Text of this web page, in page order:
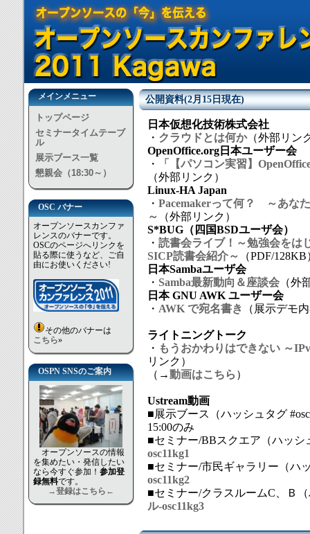
メインメニュー
トップページ
セミナータイムテーブ
ル
展示ブース一覧
懇親会（18:30～）
OSC バナー
オープンソースカンファ
レンスのバナーです。
OSCのページへリンクを
貼る際に使うなど、ご自
由にお使いください!
その他のバナーは
こちら»
OSPN SNSのご案内
オープンソースの情報
を集めたい・発信したい
なら今すぐ参加！ 参加登
録無料です。
→登録はこちら←
公開資料(2月15日現在)
日本仮想化技術株式会社
・ クラウドとは何か（外部リン
OpenOffice.org日本ユーザー会
・
「【パソコン実習】
（外部リンク）
Linux-HA Japan
・ Pacemakerって何？ ～あな
～
（外部リンク）
S*BUG（四国BSDユーザ会）
・ 読書会ライブ！～勉強会をは
SICP読書会紹介～
（PDF/128KB
日本Sambaユーザ会
・ Samba最新動向＆座談会 （外
日本 GNU AWK ユーザー会
・ AWK で宛名書き （展示デモ
ライトニングトーク
・ もうおかわりはできない ～
リンク）
（→動画はこちら ）
Ustream動画
■展示ブース（ハッシュタグ
15:00のみ
■セミナー/BBスクエア（ハッシ
osc11kg1
■セミナー/市民ギャラリー（ハ
osc11kg2
■セミナー/クラスルームC、Ｂ
ル-osc11kg3